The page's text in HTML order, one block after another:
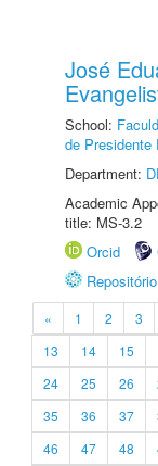
José
School:
de Presidente
Department:
Academic
title: MS-3.2
Orcid
« 1 2 3
13
14 15
24
25 26
35
36 37
46
47 48